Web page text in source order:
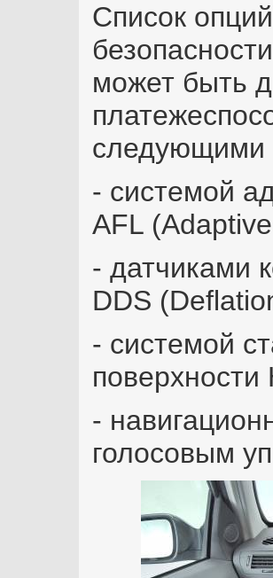
Список
безопаснос
может быть
следующими
- системой
AFL
- датчиками
DDS
- системой
-
голосовым